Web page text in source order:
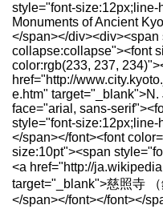
style="font-
Monuments of Ancient
</span></div><div><span
collapse:collapse"><font
color:rgb(233, 237,
href="http://
e.htm"
face="arial, sans-
style="font-
</span></font><font
size:10pt"><span
<a href="http://
target="_blank">慈照寺
</span></font></font></